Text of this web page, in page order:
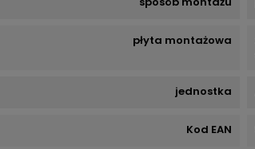
płyta montażowa
jednostka
Kod EAN